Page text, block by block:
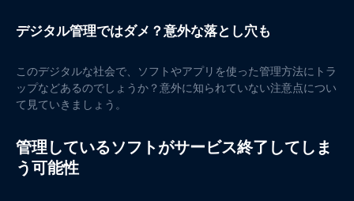
デジタル管理ではダメ？意外な落とし穴も
このデジタルな社会で、ソフトやアプリを使った管理方法にトラ
ップなどあるのでしょうか？意外に知られていない注意点につい
て見ていきましょう。
管理しているソフトがサービス終了してしま
う可能性